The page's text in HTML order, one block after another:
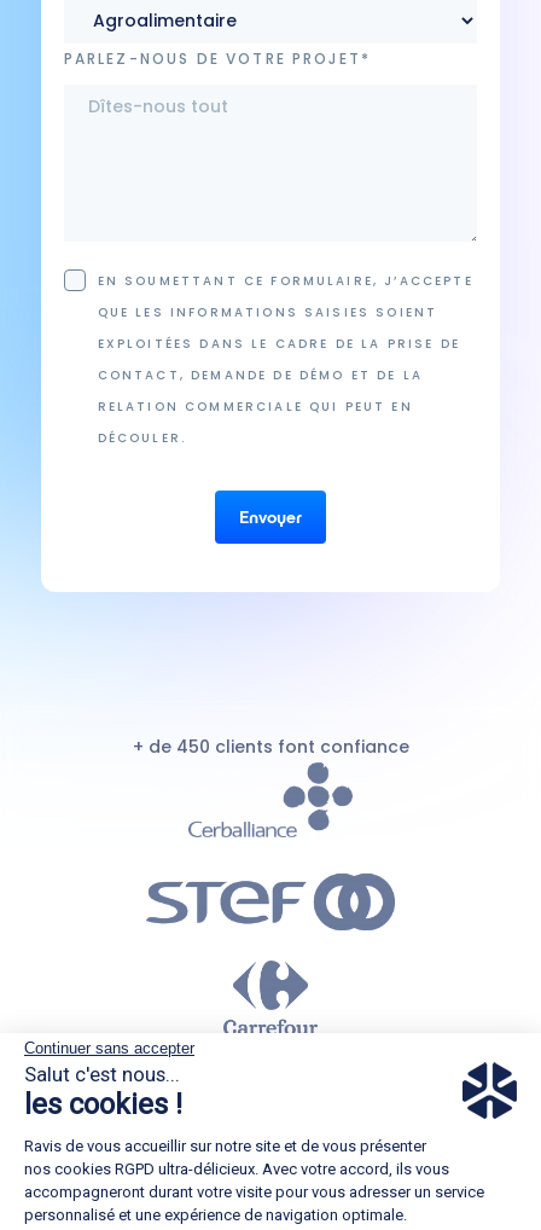
Continuer sans accepter
Salut c'est nous...
les cookies !
Ravis de vous accueillir sur notre site et de vous présenter
nos cookies RGPD ultra-délicieux. Avec votre accord, ils vous
accompagneront durant votre visite pour vous adresser un service
personnalisé et une expérience de navigation optimale.
PARLEZ-NOUS DE VOTRE PROJET*
EN SOUMETTANT CE FORMULAIRE, J’ACCEPTE
QUE LES INFORMATIONS SAISIES SOIENT
EXPLOITÉES DANS LE CADRE DE LA PRISE DE
CONTACT, DEMANDE DE DÉMO ET DE LA
RELATION COMMERCIALE QUI PEUT EN
DÉCOULER.
+ de 450 clients font confiance